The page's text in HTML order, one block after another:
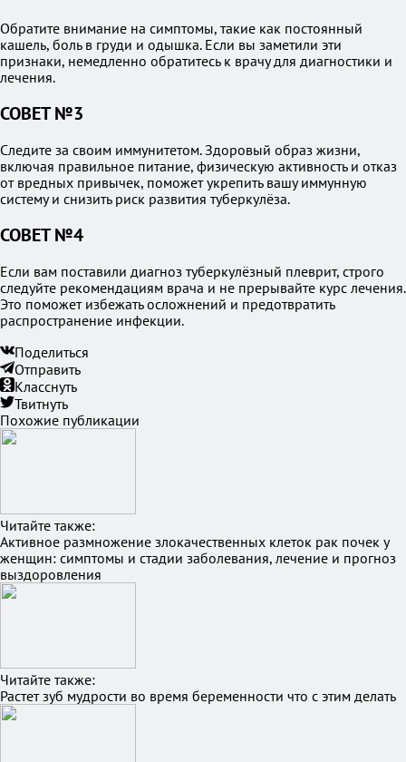
Обратите внимание на симптомы, такие как постоянный
кашель, боль в груди и одышка. Если вы заметили эти
признаки, немедленно обратитесь к врачу для диагностики и
лечения.
СОВЕТ №3
Следите за своим иммунитетом. Здоровый образ жизни,
включая правильное питание, физическую активность и отказ
от вредных привычек, поможет укрепить вашу иммунную
систему и снизить риск развития туберкулёза.
СОВЕТ №4
Если вам поставили диагноз туберкулёзный плеврит, строго
следуйте рекомендациям врача и не прерывайте курс лечения.
Это поможет избежать осложнений и предотвратить
распространение инфекции.
Поделиться
Отправить
Класснуть
Твитнуть
Похожие публикации
Читайте также:
Активное размножение злокачественных клеток рак почек у
женщин: симптомы и стадии заболевания, лечение и прогноз
выздоровления
Читайте также:
Растет зуб мудрости во время беременности что с этим делать